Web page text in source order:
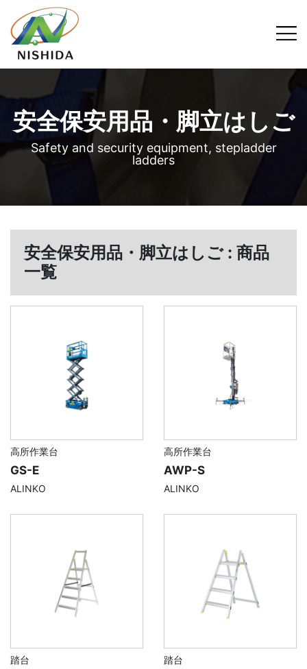
安全保安用品・脚立はしご
Safety and security equipment, stepladder
ladders
安全保安用品・脚立はしご : 商品
一覧
高所作業台
GS-E
ALINKO
高所作業台
AWP-S
ALINKO
踏台 踏台